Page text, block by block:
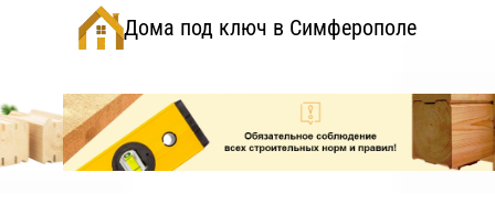
Дома под ключ в Симферополе